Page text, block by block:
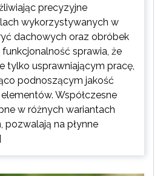
precyzyjne
wykorzystywanych w
dachowych oraz obróbek
funkcjonalność sprawia, że
tylko usprawniającym pracę,
podnoszącym jakość
Współczesne
w różnych wariantach
pozwalają na płynne